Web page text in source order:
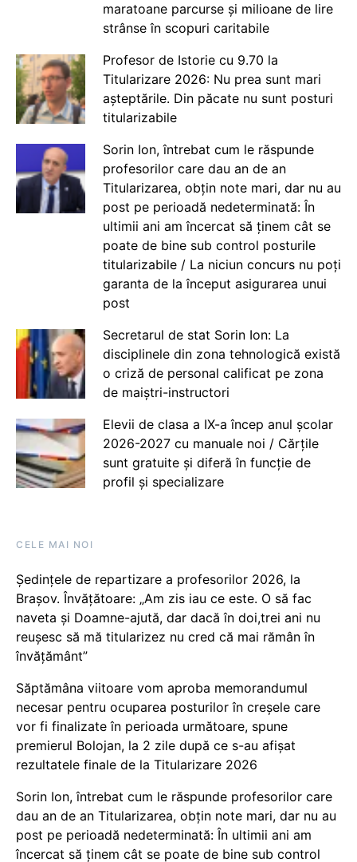
maratoane parcurse și milioane de lire
strânse în scopuri caritabile
Profesor de Istorie cu 9.70 la
Titularizare 2026: Nu prea sunt mari
așteptările. Din păcate nu sunt posturi
titularizabile
Sorin Ion, întrebat cum le răspunde
profesorilor care dau an de an
Titularizarea, obțin note mari, dar nu au
post pe perioadă nedeterminată: În
ultimii ani am încercat să ținem cât se
poate de bine sub control posturile
titularizabile / La niciun concurs nu poți
garanta de la început asigurarea unui
post
Secretarul de stat Sorin Ion: La
disciplinele din zona tehnologică există
o criză de personal calificat pe zona
de maiștri-instructori
Elevii de clasa a IX-a încep anul școlar
2026-2027 cu manuale noi / Cărțile
sunt gratuite și diferă în funcție de
profil și specializare
CELE MAI NOI
Ședințele de repartizare a profesorilor 2026, la
Brașov. Învățătoare: „Am zis iau ce este. O să fac
naveta și Doamne-ajută, dar dacă în doi,trei ani nu
reușesc să mă titularizez nu cred că mai rămân în
învățământ”
Săptămâna viitoare vom aproba memorandumul
necesar pentru ocuparea posturilor în creșele care
vor fi finalizate în perioada următoare, spune
premierul Bolojan, la 2 zile după ce s-au afișat
rezultatele finale de la Titularizare 2026
Sorin Ion, întrebat cum le răspunde profesorilor care
dau an de an Titularizarea, obțin note mari, dar nu au
post pe perioadă nedeterminată: În ultimii ani am
încercat să ținem cât se poate de bine sub control